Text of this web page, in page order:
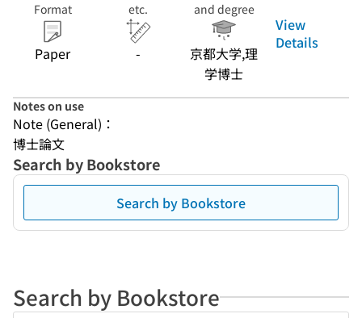
Format
Paper
etc.
-
and degree
京都大学,理
学博士
View
Details
Notes on use
Note (General)：
博士論文
Search by Bookstore
Search by Bookstore
Search by Bookstore